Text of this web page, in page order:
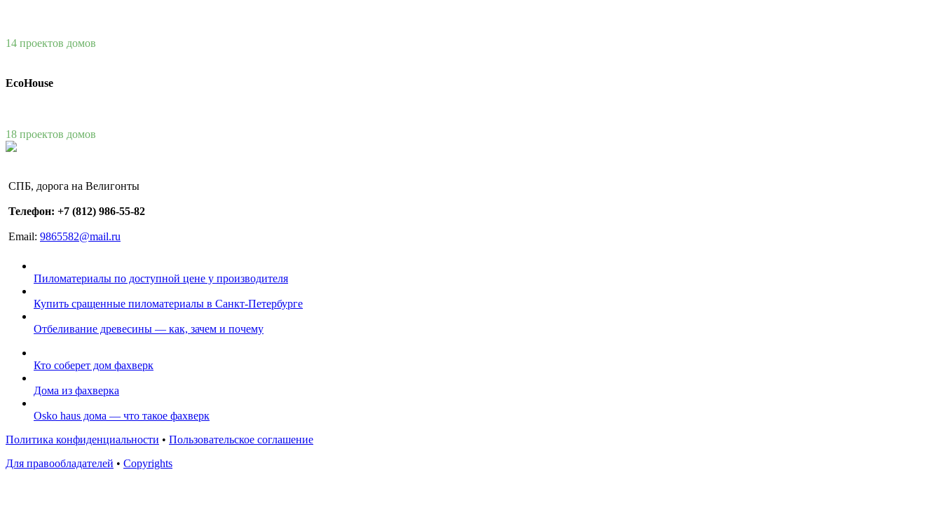
14 проектов домов
EcoHouse
18 проектов домов
СПБ, дорога на Велигонты
Телефон: +7 (812) 986-55-82
Email: 9865582@mail.ru
Пиломатериалы по доступной цене у производителя
Купить сращенные пиломатериалы в Санкт-Петербурге
Отбеливание древесины — как, зачем и почему
Кто соберет дом фахверк
Дома из фахверка
Osko haus дома — что такое фахверк
Политика конфиденциальности • Пользовательское соглашение
Для правообладателей • Copyrights